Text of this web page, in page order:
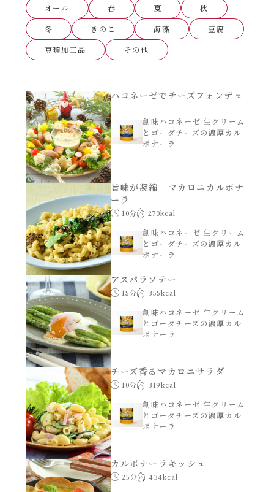
お弁当
おつまみ/おやつ
主菜
副菜
ごはんもの
サラダ
スープ
本気中華
肉ピクキノピク
鍋
グラタン/ドリア
シャンタン粉末（シャンタンチーズニングを
含む）
あえるハコネーゼペペロンチーノ
あえるハコネーゼたらこクリーム
シャンタンシリーズ
シャンタン粉末
創味のつゆ
創味のつゆあまくち
創味のつゆ減塩
京の和風だし
白だし
カレーだし
そうめんつゆ
すき焼のたれ
焼肉のたれ 初代
オール 春 夏
秋
冬
きのこ 海藻
豆腐
豆類加工品
その他
ハコネーゼでチーズフォンデュ
創味ハコネーゼ 生クリーム
とゴーダチーズの濃厚カル
ボナーラ
旨味が凝縮 マカロニカルボナ
ーラ
10分 270kcal
創味ハコネーゼ 生クリーム
とゴーダチーズの濃厚カル
ボナーラ
アスパラソテー
15分 355kcal
創味ハコネーゼ 生クリーム
とゴーダチーズの濃厚カル
ボナーラ
チーズ香るマカロニサラダ
10分 319kcal
創味ハコネーゼ 生クリーム
とゴーダチーズの濃厚カル
ボナーラ
カルボナーラキッシュ
25分 434kcal